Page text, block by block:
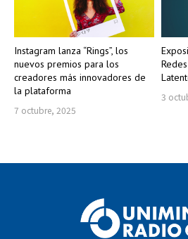
Instagram lanza “Rings”, los
nuevos premios para los
creadores más innovadores de
la plataforma
7 octubre, 2025
3